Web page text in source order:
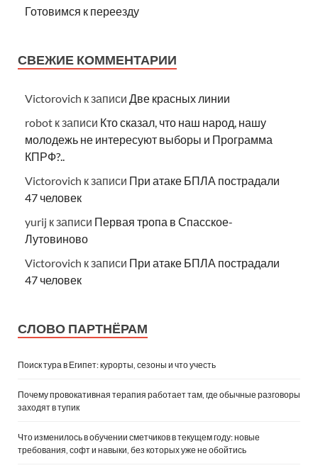
Готовимся к переезду
СВЕЖИЕ КОММЕНТАРИИ
Victorovich к записи Две красных линии
robot к записи Кто сказал, что наш народ, нашу
молодежь не интересуют выборы и Программа
КПРФ?..
Victorovich к записи При атаке БПЛА пострадали
47 человек
yurij к записи Первая тропа в Спасское-
Лутовиново
Victorovich к записи При атаке БПЛА пострадали
47 человек
СЛОВО ПАРТНЁРАМ
Поиск тура в Египет: курорты, сезоны и что учесть
Почему провокативная терапия работает там, где обычные разговоры
заходят в тупик
Что изменилось в обучении сметчиков в текущем году: новые
требования, софт и навыки, без которых уже не обойтись